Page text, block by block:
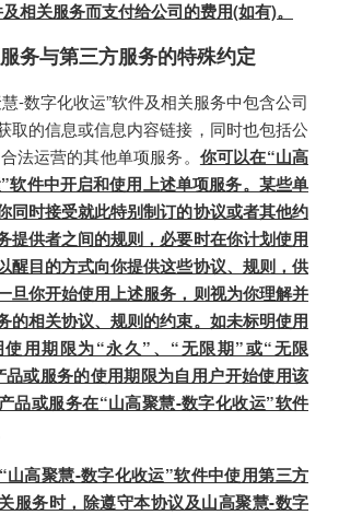
相关服务而支付给公司的费用(如有)。
务与第三方服务的特殊约定
-数字化收运”软件及相关服务中包含公司
取的信息或信息内容链接，同时也包括公
法运营的其他单项服务。 你可以在“山高
软件中开启和使用上述单项服务。某些单
同时接受就此特别制订的协议或者其他约
提供者之间的规则，必要时在你计划使用
醒目的方式向你提供这些协议、规则，供
旦你开始使用上述服务，则视为你理解并
的相关协议、规则的约束。如未标明使用
用期限为“永久”、“无限期”或“无限
或服务的使用期限为自用户开始使用该
品或服务在“山高聚慧-数字化收运”软件
山高聚慧-数字化收运”软件中使用第三方
服务时，除遵守本协议及山高聚慧-数字